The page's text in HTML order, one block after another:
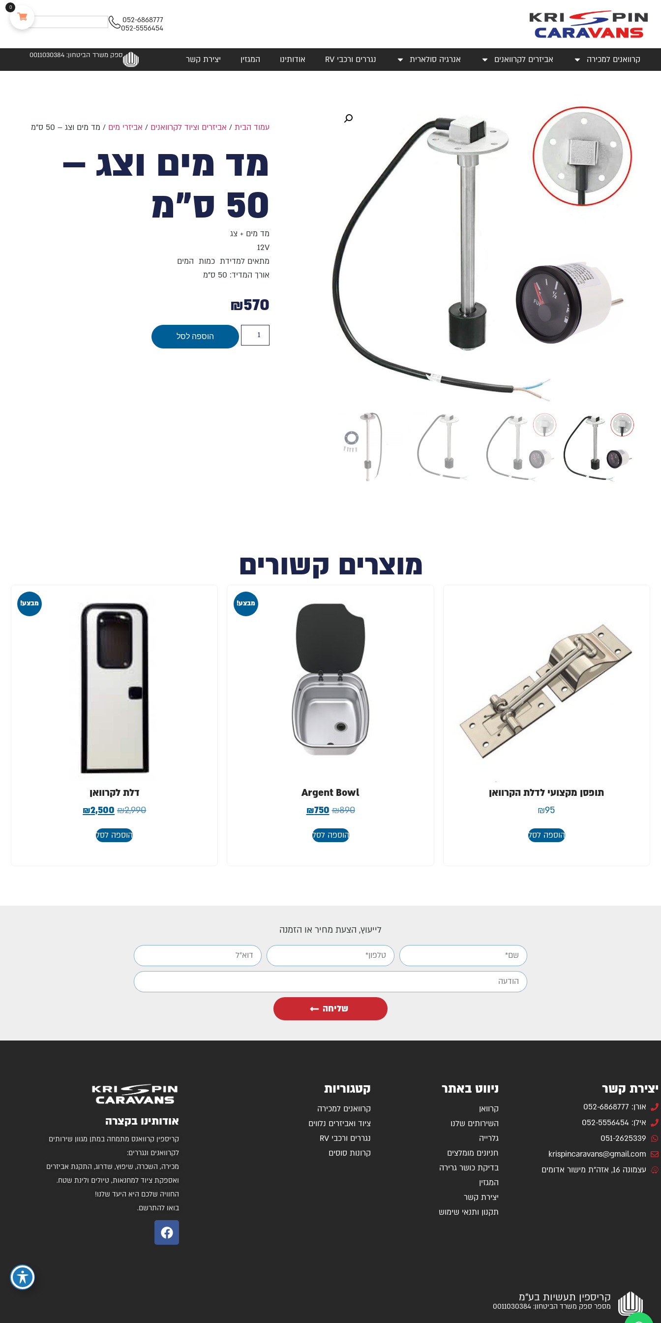
052-6868777
052-5556454
קרוואנים למכירה אביזרים לקרוואנים אנרגיה סולארית נגררים ורכבי RV אודותינו המגזין יצירת קשר ספק משרד הביטחון: 0011030384
עמוד הבית/ אביזרים וציוד לקרוואנים / אביזרי מים / מד מים וצג – 50 ס"מ
מד מים וצג –
50 ס"מ
מד מים + צג
12V
מתאים למדידת כמות המים
אורך המדיד: 50 ס"מ
₪570
הוספה לסל
מוצרים קשורים
תופסן מקצועי לדלת הקרוואן
₪95
הוספה לסל
מבצע!
Argent Bowl
₪890
₪750
הוספה לסל
מבצע!
דלת לקרוואן
₪2,990
₪2,500
הוספה לסל
לייעוץ, הצעת מחיר או הזמנה
שליחה
יצירת קשר
אורן: 052-6868777
אילן: 052-5556454
051-2625339
krispincaravans@gmail.com
עצמונה 16, אזה"ת מישור אדומים
ניווט באתר
קרוואן
השירותים שלנו
גלרייה
חניונים מומלצים
בדיקת כושר גרירה
המגזין
יצירת קשר
תקנון ותנאי שימוש
קטגוריות
קרוואנים למכירה
ציוד ואביזרים נלווים
נגררים ורכבי RV
קרונות סוסים
אודותינו בקצרה
קריספין קרוואנס מתמחה במתן מגוון שירותים
לקרוואנים ונגררים:
מכירה, השכרה, שיפוץ, שדרוג, התקנת אביזרים
ואספקת ציוד למחנאות, טיולים ולינת שטח.
החוויה שלכם היא היעד שלנו!
בואו להתרשם.
קריספין תעשיות בע"מ
מספר ספק משרד הביטחון: 0011030384
0